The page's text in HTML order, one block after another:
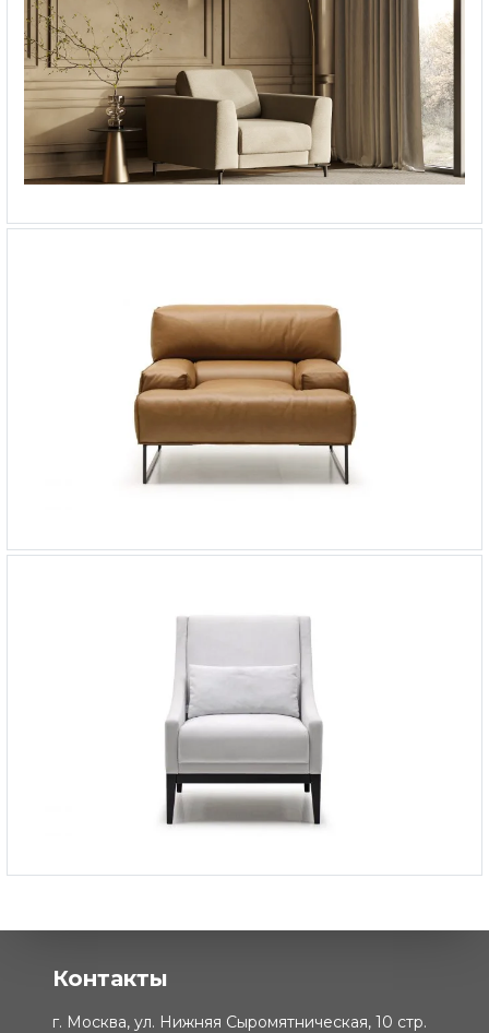
Контакты
г. Москва, ул. Нижняя Сыромятническая, 10 стр.